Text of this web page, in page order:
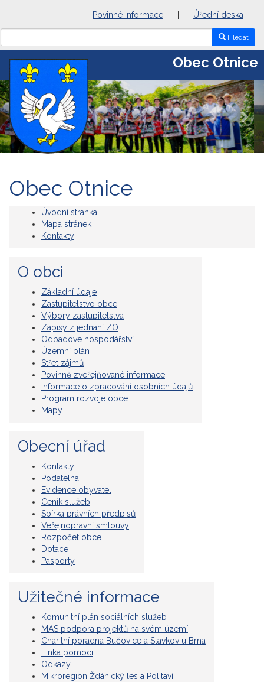
Povinné informace Úřední deska
Hledat
Obec Otnice
Previous
Obec Otnice
Úvodní stránka
Mapa stránek
Kontakty
O obci
Základní údaje
Zastupitelstvo obce
Výbory zastupitelstva
Zápisy z jednání ZO
Odpadové hospodářství
Územní plán
Střet zájmů
Povinně zveřejňované informace
Informace o zpracování osobních údajů
Program rozvoje obce
Mapy
Obecní úřad
Kontakty
Podatelna
Evidence obyvatel
Ceník služeb
Sbírka právních předpisů
Veřejnoprávní smlouvy
Rozpočet obce
Dotace
Pasporty
Užitečné informace
Komunitní plán sociálních služeb
MAS podpora projektů na svém území
Charitní poradna Bučovice a Slavkov u Brna
Linka pomoci
Odkazy
Mikroregion Ždánický les a Politaví